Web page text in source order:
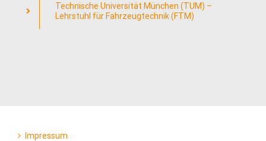
Technische Universität München (TUM) –
Lehrstuhl für Fahrzeugtechnik (FTM)
Impressum